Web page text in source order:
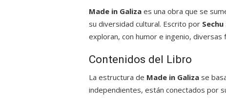
Made in Galiza es una obra que se
su diversidad cultural. Escrito por
exploran, con humor e ingenio,
Contenidos del Libro
La estructura de Made in Galiza se
independientes, están conectados por